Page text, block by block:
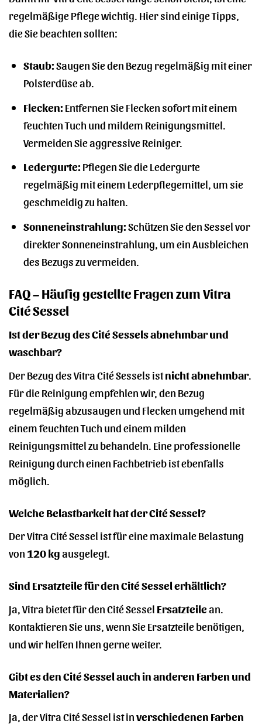
regelmäßige Pflege wichtig. Hier sind einige Tipps,
die Sie beachten sollten:
Staub:Saugen Sie den Bezug regelmäßig mit einer
Polsterdüse ab.
Flecken:Entfernen Sie Flecken sofort mit einem
feuchten Tuch und mildem Reinigungsmittel.
Vermeiden Sie aggressive Reiniger.
Ledergurte:Pflegen Sie die Ledergurte
regelmäßig mit einem Lederpflegemittel, um sie
geschmeidig zu halten.
Sonneneinstrahlung:Schützen Sie den Sessel vor
direkter Sonneneinstrahlung, um ein Ausbleichen
des Bezugs zu vermeiden.
FAQ – Häufig gestellte Fragen zum Vitra
Cité Sessel
Ist der Bezug des Cité Sessels abnehmbar und
waschbar?
Der Bezug des Vitra Cité Sessels istnicht abnehmbar.
Für die Reinigung empfehlen wir, den Bezug
regelmäßig abzusaugen und Flecken umgehend mit
einem feuchten Tuch und einem milden
Reinigungsmittel zu behandeln. Eine professionelle
Reinigung durch einen Fachbetrieb ist ebenfalls
möglich.
Welche Belastbarkeit hat der Cité Sessel?
Der Vitra Cité Sessel ist für eine maximale Belastung
von120 kgausgelegt.
Sind Ersatzteile für den Cité Sessel erhältlich?
Ja, Vitra bietet für den Cité Sessel Ersatzteilean.
Kontaktieren Sie uns, wenn Sie Ersatzteile benötigen,
und wir helfen Ihnen gerne weiter.
Gibt es den Cité Sessel auch in anderen Farben und
Materialien?
Ja, der Vitra Cité Sessel ist inverschiedenen Farben